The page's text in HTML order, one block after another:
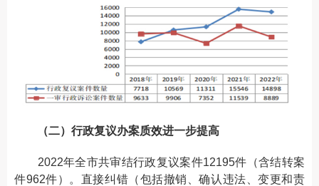
（二）行政复议办案质效进一步提高
2022年全市共审结行政复议案件12195件（含结转案
件962件）。直接纠错（包括撤销、确认违法、变更和责